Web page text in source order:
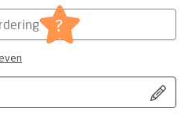
Mens en maatschappij
diversen
praktijk boeken
?